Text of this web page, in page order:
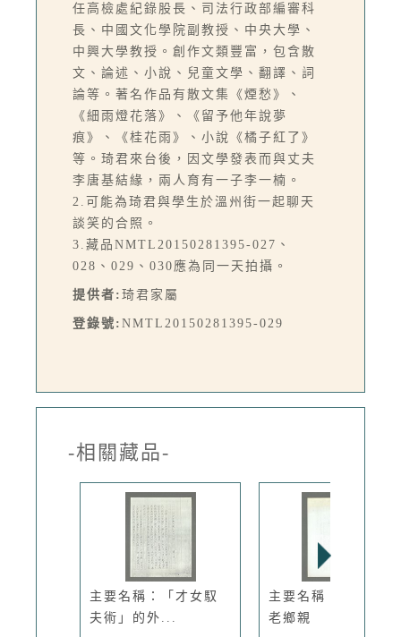
任高檢處紀錄股長、司法行政部編審科
長、中國文化學院副教授、中央大學、
中興大學教授。創作文類豐富，包含散
文、論述、小說、兒童文學、翻譯、詞
論等。著名作品有散文集《煙愁》、
《細雨燈花落》、《留予他年說夢
痕》、《桂花雨》、小說《橘子紅了》
等。琦君來台後，因文學發表而與丈夫
李唐基結緣，兩人育有一子李一楠。
2.可能為琦君與學生於溫州街一起聊天
談笑的合照。
3.藏品NMTL20150281395-027、
028、029、030應為同一天拍攝。
提供者: 琦君家屬
登錄號: NMTL20150281395-029
-相關藏品-
主要名稱：「才女馭
夫術」的外...
主要名稱：我們都是
老鄉親